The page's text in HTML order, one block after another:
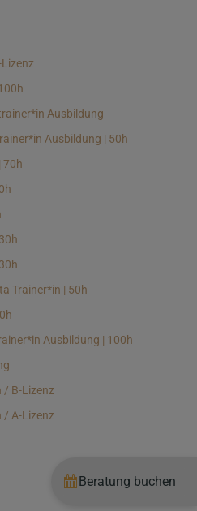
Ausbildung
Ausbildung | 50h
70h
Trainer*in | 50h
Ausbildung | 100h
/ B-Lizenz
/ A-Lizenz
Beratung buchen